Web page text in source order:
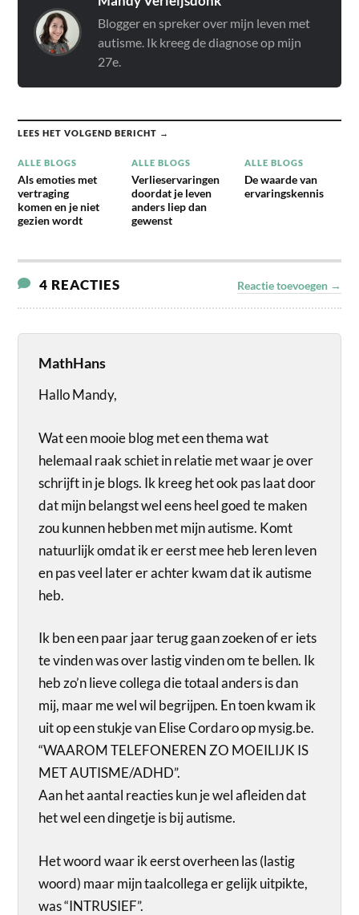
Blogger en spreker over mijn leven met
autisme. Ik kreeg de diagnose op mijn
27e.
LEES HET VOLGEND BERICHT →
ALLE BLOGS
Als emoties met
vertraging
komen en je niet
gezien wordt
ALLE BLOGS
Verlieservaringen
doordat je leven
anders liep dan
gewenst
ALLE BLOGS
De waarde van
ervaringskennis
4 REACTIES Reactie toevoegen →
MathHans
Hallo Mandy,
Wat een mooie blog met een thema wat
helemaal raak schiet in relatie met waar je over
schrijft in je blogs. Ik kreeg het ook pas laat door
dat mijn belangst wel eens heel goed te maken
zou kunnen hebben met mijn autisme. Komt
natuurlijk omdat ik er eerst mee heb leren leven
en pas veel later er achter kwam dat ik autisme
heb.
Ik ben een paar jaar terug gaan zoeken of er iets
te vinden was over lastig vinden om te bellen. Ik
heb zo’n lieve collega die totaal anders is dan
mij, maar me wel wil begrijpen. En toen kwam ik
uit op een stukje van Elise Cordaro op mysig.be.
“WAAROM TELEFONEREN ZO MOEILIJK IS
MET AUTISME/ADHD”.
Aan het aantal reacties kun je wel afleiden dat
het wel een dingetje is bij autisme.
Het woord waar ik eerst overheen las (lastig
woord) maar mijn taalcollega er gelijk uitpikte,
was “INTRUSIEF”.